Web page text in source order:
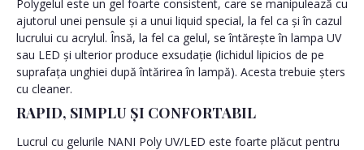
Polygelul este un gel foarte consistent, care se manipulează cu
ajutorul unei pensule și a unui liquid special, la fel ca și în cazul
lucrului cu acrylul. Însă, la fel ca gelul, se întărește în lampa UV
sau LED și ulterior produce exsudație (lichidul lipicios de pe
suprafața unghiei după întărirea în lampă). Acesta trebuie șters
cu cleaner.
RAPID, SIMPLU ȘI CONFORTABIL
Lucrul cu gelurile NANI Poly UV/LED este foarte plăcut pentru